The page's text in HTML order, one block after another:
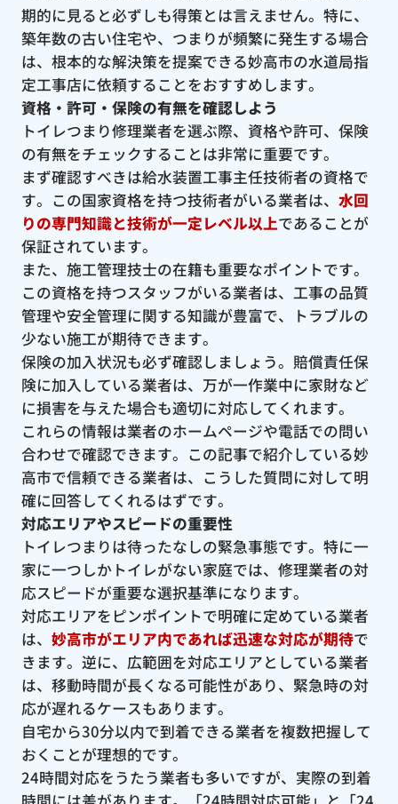
期的に見ると必ずしも得策とは言えません。特に、
築年数の古い住宅や、つまりが頻繁に発生する場合
は、根本的な解決策を提案できる妙高市の水道局指
定工事店に依頼することをおすすめします。
資格・許可・保険の有無を確認しよう
トイレつまり修理業者を選ぶ際、資格や許可、保険
の有無をチェックすることは非常に重要です。
まず確認すべきは給水装置工事主任技術者の資格で
す。この国家資格を持つ技術者がいる業者は、 水回
りの専門知識と技術が一定レベル以上であることが
保証されています。
また、施工管理技士の在籍も重要なポイントです。
この資格を持つスタッフがいる業者は、工事の品質
管理や安全管理に関する知識が豊富で、トラブルの
少ない施工が期待できます。
保険の加入状況も必ず確認しましょう。賠償責任保
険に加入している業者は、万が一作業中に家財など
に損害を与えた場合も適切に対応してくれます。
これらの情報は業者のホームページや電話での問い
合わせで確認できます。この記事で紹介している妙
高市で信頼できる業者は、こうした質問に対して明
確に回答してくれるはずです。
対応エリアやスピードの重要性
トイレつまりは待ったなしの緊急事態です。特に一
家に一つしかトイレがない家庭では、修理業者の対
応スピードが重要な選択基準になります。
対応エリアをピンポイントで明確に定めている業者
は、 妙高市がエリア内であれば迅速な対応が期待で
きます。逆に、広範囲を対応エリアとしている業者
は、移動時間が長くなる可能性があり、緊急時の対
応が遅れるケースもあります。
自宅から30分以内で到着できる業者を複数把握して
おくことが理想的です。
24時間対応をうたう業者も多いですが、実際の到着